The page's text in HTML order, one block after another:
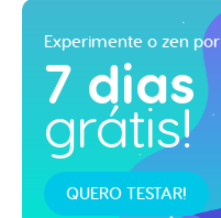
Experimente o zen por
7 dias
grátis!
QUERO TESTAR!